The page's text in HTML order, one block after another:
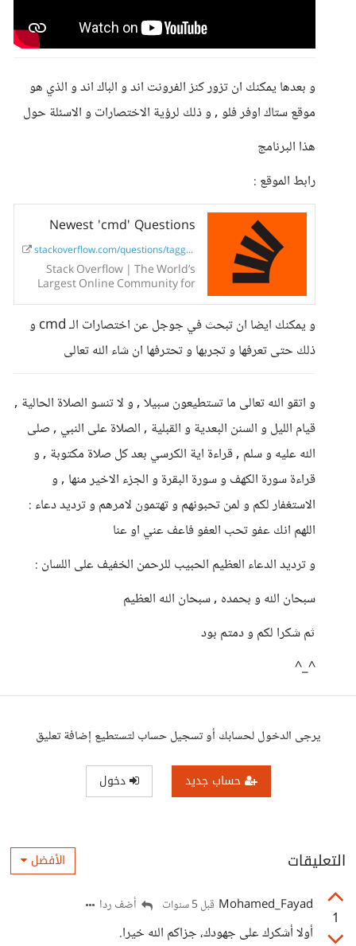
و بعدها يمكنك ان تزور كنز الفرونت اند و الباك اند و الذي هو
موقع ستاك اوفر فلو , و ذلك لرؤية الاختصارات و الاسئلة حول
هذا البرنامج
رابط الموقع :
Newest 'cmd' Questions
stackoverflow.com/questions/tagged...
Stack Overflow | The World’s
Largest Online Community for
Developers
و يمكنك ايضا ان تبحث في جوجل عن اختصارات الـ cmd و
ذلك حتى تعرفها و تجربها و تحترفها ان شاء الله تعالى
و اتقو الله تعالى ما تستطيعون سبيلا , و لا تنسو الصلاة الحالية ,
قيام الليل و السنن البعدية و القبلية , الصلاة على النبي , صلى
الله عليه و سلم , قراءة اية الكرسي بعد كل صلاة مكتوبة , و
قراءة سورة الكهف و سورة البقرة و الجزء الاخير منها , و
الاستغفار لكم و لمن تحبونهم و تهتمون لامرهم و ترديد دعاء :
اللهم انك عفو تحب العفو فاعف عني او عنا
و ترديد الدعاء العظيم الحبيب للرحمن الخفيف على اللسان :
سبحان الله و بحمده , سبحان الله العظيم
ثم شكرا لكم و دمتم بود
^_^
يرجى الدخول لحسابك أو تسجيل حساب لتستطيع إضافة تعليق
حساب جديد دخول
التعليقات الأفضل
1
Mohamed_Fayad قبل 5 سنوات أضف ردا
أولا أشكرك على جهودك، جزاكم الله خيرا.